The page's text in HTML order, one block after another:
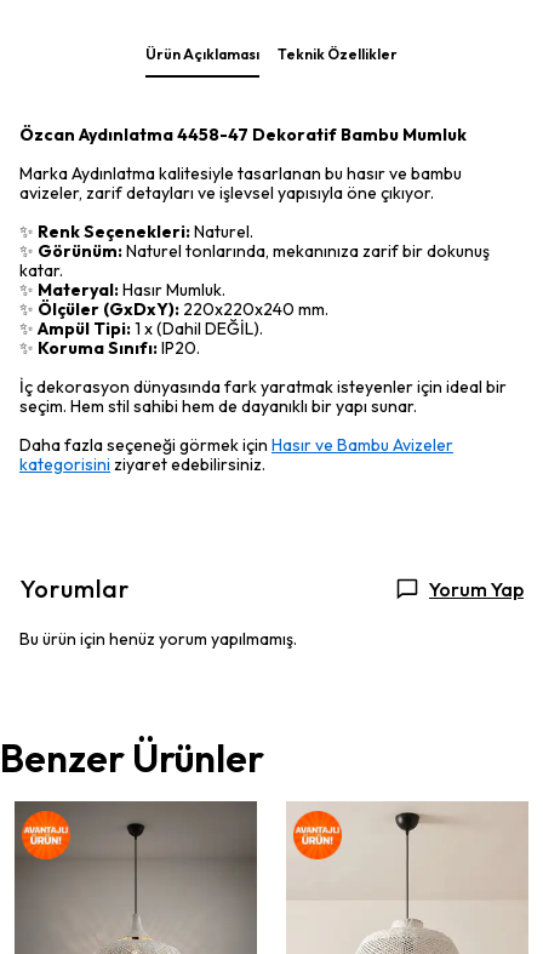
Ürün Açıklaması Teknik Özellikler
Özcan Aydınlatma 4458-47 Dekoratif Bambu Mumluk
Marka Aydınlatma kalitesiyle tasarlanan bu hasır ve bambu
avizeler, zarif detayları ve işlevsel yapısıyla öne çıkıyor.
✨ Renk Seçenekleri:Naturel.
✨ Görünüm:Naturel tonlarında, mekanınıza zarif bir dokunuş
katar.
✨ Materyal:Hasır Mumluk.
✨ Ölçüler (GxDxY): 220x220x240 mm.
✨ Ampül Tipi:1 x (Dahil DEĞİL).
✨ Koruma Sınıfı:IP20.
İç dekorasyon dünyasında fark yaratmak isteyenler için ideal bir
seçim. Hem stil sahibi hem de dayanıklı bir yapı sunar.
Daha fazla seçeneği görmek için Hasır ve Bambu Avizeler
kategorisini ziyaret edebilirsiniz.
Yorumlar Yorum Yap
Bu ürün için henüz yorum yapılmamış.
Benzer Ürünler